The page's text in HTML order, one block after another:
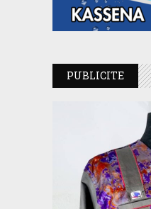
PUBLICITE